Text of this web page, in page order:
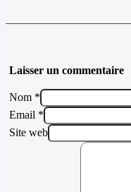
Laisser un commentaire
Nom *
Email *
Site web